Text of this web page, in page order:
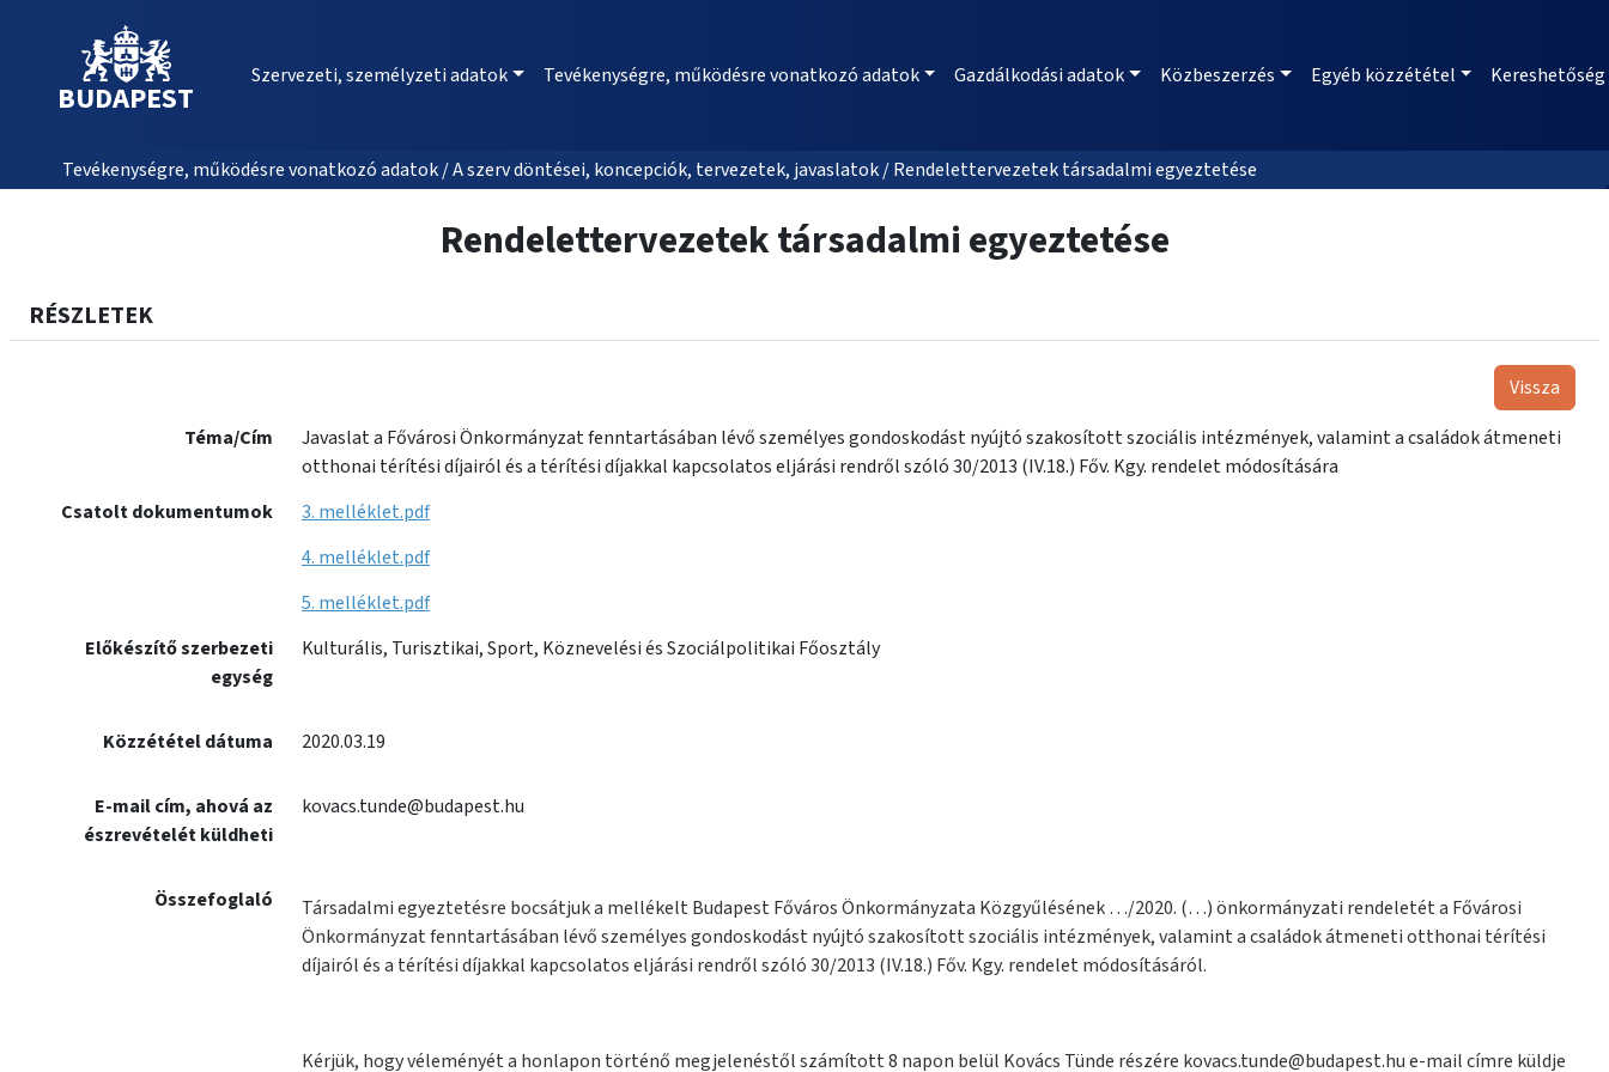
BUDAPEST
Szervezeti, személyzeti adatok Tevékenységre, működésre vonatkozó adatok Gazdálkodási adatok Közbeszerzés Egyéb közzététel Kereshetőség
Tevékenységre, működésre vonatkozó adatok / A szerv döntései, koncepciók, tervezetek, javaslatok / Rendelettervezetek társadalmi egyeztetése
Rendelettervezetek társadalmi egyeztetése
RÉSZLETEK
Vissza
Téma/Cím
Javaslat a Fővárosi Önkormányzat fenntartásában lévő személyes gondoskodást nyújtó szakosított szociális intézmények, valamint a családok átmeneti
otthonai térítési díjairól és a térítési díjakkal kapcsolatos eljárási rendről szóló 30/2013 (IV.18.) Főv. Kgy. rendelet módosítására
Csatolt dokumentumok
3. melléklet.pdf
4. melléklet.pdf
5. melléklet.pdf
Előkészítő szerbezeti
egység
Kulturális, Turisztikai, Sport, Köznevelési és Szociálpolitikai Főosztály
Közzététel dátuma 2020.03.19
E-mail cím, ahová az
észrevételét küldheti
kovacs.tunde@budapest.hu
Összefoglaló
Társadalmi egyeztetésre bocsátjuk a mellékelt Budapest Főváros Önkormányzata Közgyűlésének …/2020. (…) önkormányzati rendeletét a Fővárosi
Önkormányzat fenntartásában lévő személyes gondoskodást nyújtó szakosított szociális intézmények, valamint a családok átmeneti otthonai térítési
díjairól és a térítési díjakkal kapcsolatos eljárási rendről szóló 30/2013 (IV.18.) Főv. Kgy. rendelet módosításáról.
Kérjük, hogy véleményét a honlapon történő megjelenéstől számított 8 napon belül Kovács Tünde részére kovacs.tunde@budapest.hu e-mail címre küldje